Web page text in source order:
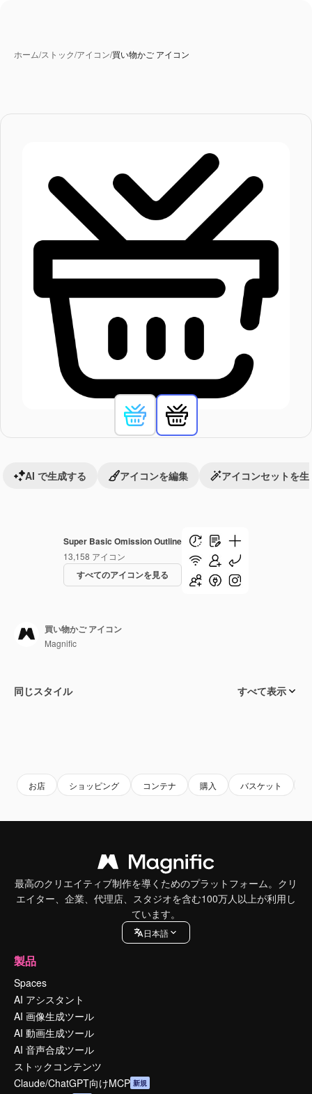
ホーム/ストック/アイコン/買い物かご アイコン
Super Basic Omission Outline
13,158 アイコン
すべてのアイコンを見る
AI で生成する アイコンを編集 アイコンセットを生
買い物かご アイコン
Magnific
同じスタイル すべて表示
お店 ショッピング コンテナ 購入 バスケット
最高のクリエイティブ制作を導くためのプラットフォーム。クリ
エイター、企業、代理店、スタジオを含む100万人以上が利用し
ています。
日本語
製品
Spaces
AI アシスタント
AI 画像生成ツール
AI 動画生成ツール
AI 音声合成ツール
ストックコンテンツ
Claude/ChatGPT向けMCP 新規